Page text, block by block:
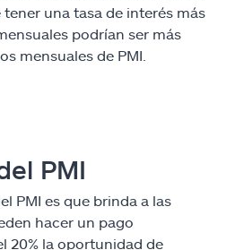
una tasa de interés más
podrían ser más
mensuales de PMI.
PMI
PMI es que brinda a las
hacer un pago
20% la oportunidad de